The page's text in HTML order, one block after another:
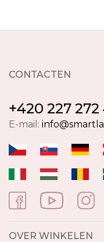
CONTACTEN
+420 227
E-mail:
OVER WINKELEN